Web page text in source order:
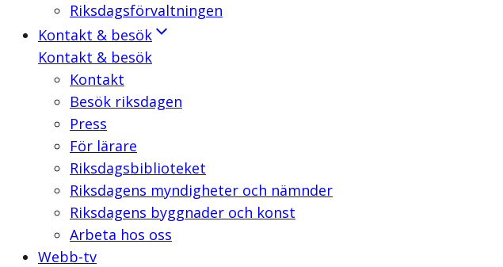
Riksdagsförvaltningen
Kontakt & besök
Kontakt & besök
Kontakt
Besök riksdagen
Press
För lärare
Riksdagsbiblioteket
Riksdagens myndigheter och nämnder
Riksdagens byggnader och konst
Arbeta hos oss
Webb-tv